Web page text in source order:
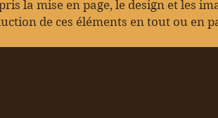
la mise en page, le design et les
de ces éléments en tout ou en